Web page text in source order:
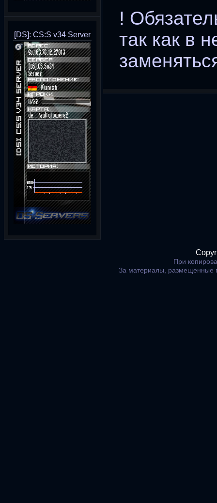
[DS]: CS:S v34 Server
!
так как в
При
За материалы, размещенные